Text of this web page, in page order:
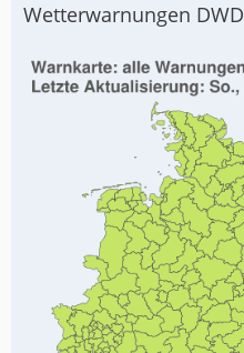
Wetterwarnungen DWD